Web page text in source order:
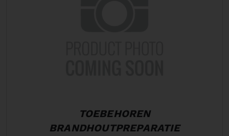
TOEBEHOREN
BRANDHOUTPREPARATIE